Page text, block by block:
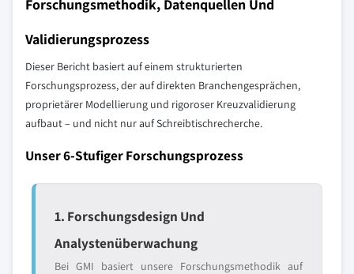
Forschungsmethodik, Datenquellen Und
Validierungsprozess
Dieser Bericht basiert auf einem strukturierten
Forschungsprozess, der auf direkten Branchengesprächen,
proprietärer Modellierung und rigoroser Kreuzvalidierung
aufbaut – und nicht nur auf Schreibtischrecherche.
Unser 6-Stufiger Forschungsprozess
1. Forschungsdesign Und
Analystenüberwachung
Bei GMI basiert unsere Forschungsmethodik auf